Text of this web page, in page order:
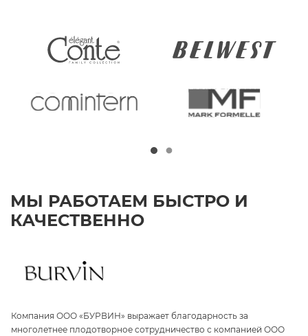
МЫ РАБОТАЕМ БЫСТРО И
КАЧЕСТВЕННО
Компания ООО «БУРВИН» выражает благодарность за
многолетнее плодотворное сотрудничество с компанией ООО